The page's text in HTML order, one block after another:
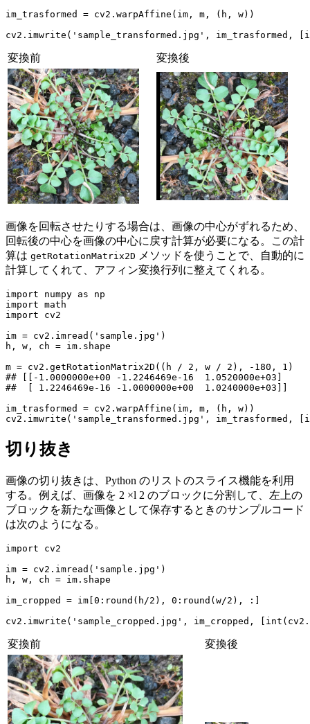
im_trasformed = cv2.warpAffine(im, m, (h, w))
cv2.imwrite('sample_transformed.jpg', im_trasformed,
変換前 変換後
画像を回転させたりする場合は、画像の中心がずれるため、
回転後の中心を画像の中心に戻す計算が必要になる。この計
算は getRotationMatrix2D メソッドを使うことで、自動的に
計算してくれて、アフィン変換行列に整えてくれる。
import numpy as np
import math
import cv2
im = cv2.imread('sample.jpg')
h, w, ch = im.shape
m = cv2.getRotationMatrix2D((h / 2, w / 2), -180, 1)
## [
[-1.0000000e+00 -1.2246469e-16  1.0520000e+03]
##  [ 1.2246469e-16 -1.0000000e+00  1.0240000e+03]
im_trasformed = cv2.warpAffine(im, m, (h, w))
cv2.imwrite('sample_transformed.jpg', im_trasformed,
切り抜き
画像の切り抜きは、Python のリストのスライス機能を利用
する。例えば、画像を 2 ×l 2 のブロックに分割して、左上の
ブロックを新たな画像として保存するときのサンプルコード
は次のようになる。
import cv2
im = cv2.imread('sample.jpg')
h, w, ch = im.shape
im_cropped = im[0:round(h/2), 0:round(w/2), :]
cv2.imwrite('sample_cropped.jpg', im_cropped,
変換前 変換後